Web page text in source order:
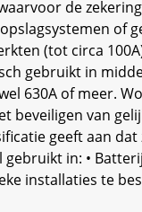
de
of
(tot circa
gebruikt in
630A of meer.
beveiligen van
geeft aan dat
in: •
installaties te